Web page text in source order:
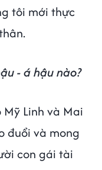
tôi mới thực
- á hậu nào?
Linh và Mai
đuổi và mong
con gái tài